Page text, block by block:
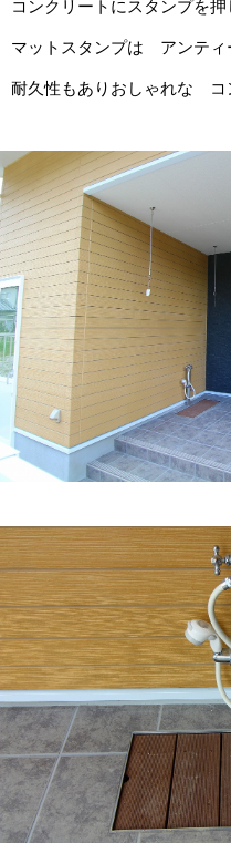
コンクリートにスタンプを
マットスタンプは アンティ
耐久性もありおしゃれな コ